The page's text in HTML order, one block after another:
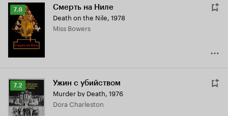
Рейтинг
Кинопоиска
7.8
7.8 Смерть на Ниле
Death on the Nile, 1978
Miss Bowers
Рейтинг
Кинопоиска
7.2
7.2 Ужин с убийством
Murder by Death, 1976
Dora Charleston